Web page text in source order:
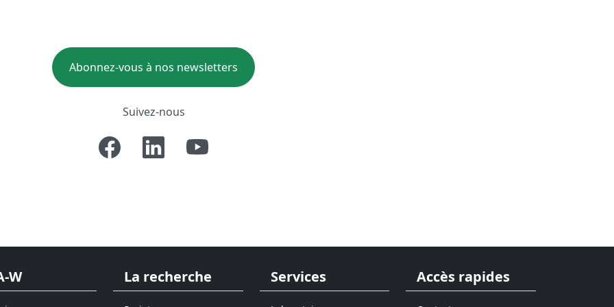
Abonnez-vous à nos newsletters
Suivez-nous
W La recherche Services Accès rapides